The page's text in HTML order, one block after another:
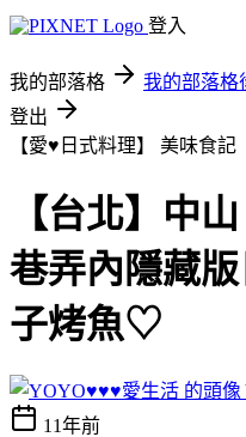
登入
我的部落格 我的部落格
登出
【愛♥日式料理】 美味食記
【台北】中
巷弄內隱藏
子烤魚♡
11年前